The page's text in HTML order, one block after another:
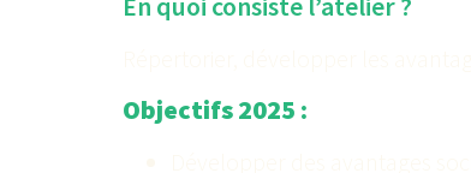
Objectifs 2025 :